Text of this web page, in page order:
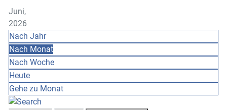
Juni,
2026
Nach Jahr
Nach Monat
Nach Woche
Heute
Gehe zu Monat